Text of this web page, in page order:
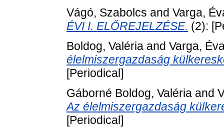
Vágó, Szabolcs and Varga,
ÉVI I. ELŐREJELZÉSE. (2):
Boldog, Valéria and Varga,
élelmiszergazdaság
[Periodical]
Gáborné Boldog, Valéria and
Az élelmiszergazdaság
[Periodical]